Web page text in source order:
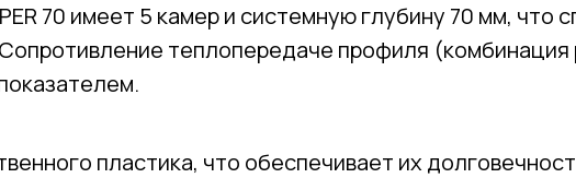
70 имеет 5 камер и системную глубину 70 мм, что
теплопередаче профиля (комбинация
пластика, что обеспечивает их